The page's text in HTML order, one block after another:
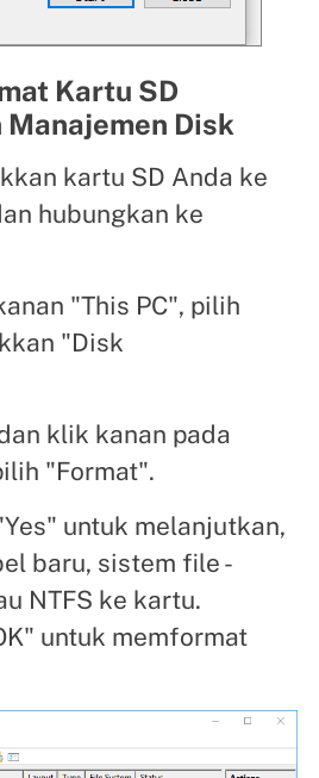
Kartu SD
Disk
kartu SD Anda ke
hubungkan ke
"This PC", pilih
"Disk
klik kanan pada
"Format".
untuk melanjutkan,
baru, sistem file -
NTFS ke kartu.
untuk memformat